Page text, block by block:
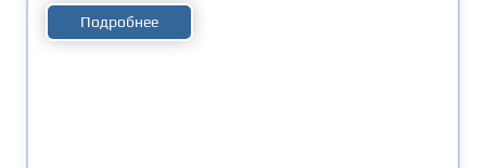
Подробнее